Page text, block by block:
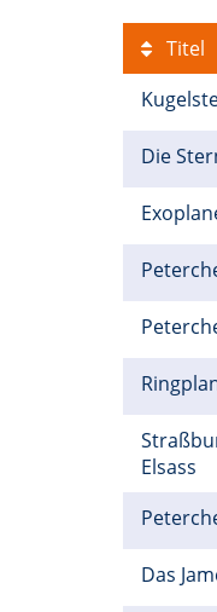
Titel
Die
Elsass
Das